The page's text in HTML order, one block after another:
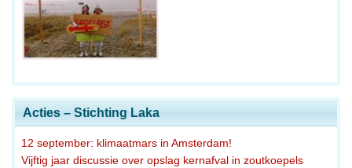
Acties – Stichting Laka
12 september: klimaatmars in Amsterdam!
Vijftig jaar discussie over opslag kernafval in zoutkoepels